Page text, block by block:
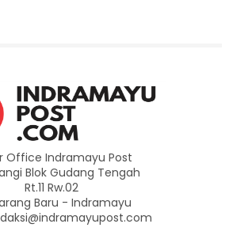
Office Indramayu Post
Blok Gudang Tengah
Rt.11 Rw.02
Baru - Indramayu